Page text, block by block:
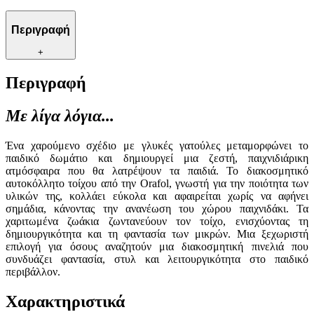
Περιγραφή
+
Περιγραφή
Με λίγα λόγια...
Ένα χαρούμενο σχέδιο με γλυκές γατούλες μεταμορφώνει το
παιδικό δωμάτιο και δημιουργεί μια ζεστή, παιχνιδιάρικη
ατμόσφαιρα που θα λατρέψουν τα παιδιά. Το διακοσμητικό
αυτοκόλλητο τοίχου από την Orafol, γνωστή για την ποιότητα των
υλικών της, κολλάει εύκολα και αφαιρείται χωρίς να αφήνει
σημάδια, κάνοντας την ανανέωση του χώρου παιχνιδάκι. Τα
χαριτωμένα ζωάκια ζωντανεύουν τον τοίχο, ενισχύοντας τη
δημιουργικότητα και τη φαντασία των μικρών. Μια ξεχωριστή
επιλογή για όσους αναζητούν μια διακοσμητική πινελιά που
συνδυάζει φαντασία, στυλ και λειτουργικότητα στο παιδικό
περιβάλλον.
Χαρακτηριστικά